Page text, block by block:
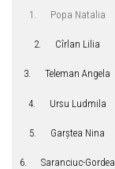
1. Popa Natalia
2. Cîrlan Lilia
3. Teleman Angela
4. Ursu Ludmila
5. Garștea Nina
6. Saranciuc-Gordea